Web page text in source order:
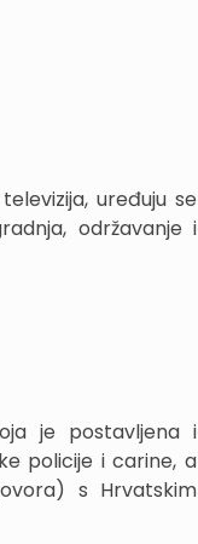
uređuju se
održavanje i
je postavljena i
policije i carine, a
s Hrvatskim